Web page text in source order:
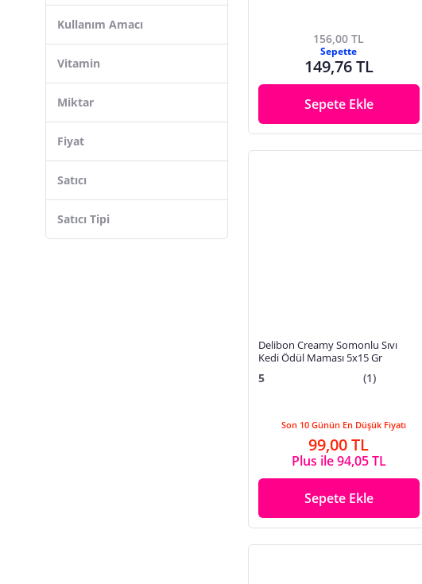
Kullanım Amacı
Vitamin
Miktar
Fiyat
Satıcı
Satıcı Tipi
156,00 TL
Sepette
149,76 TL
Sepete Ekle
Delibon Creamy Somonlu Sıvı
Kedi Ödül Maması 5x15 Gr
5 (1)
Son 10 Günün En Düşük Fiyatı
99,00 TL
Plus ile 94,05 TL
Sepete Ekle